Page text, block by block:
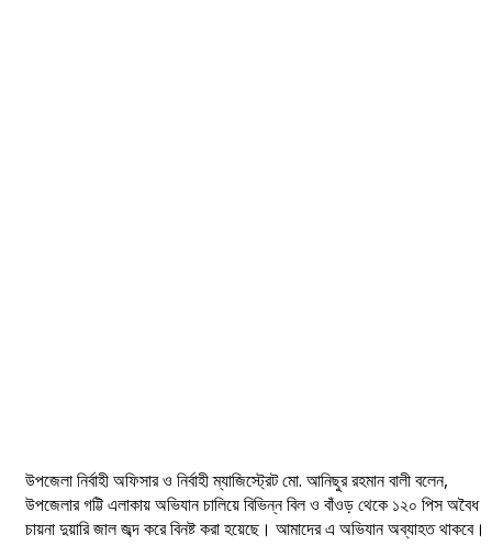
উপজেলা নির্বাহী অফিসার ও নির্বাহী ম্যাজিস্ট্রেট মো. আনিছুর রহমান বালী বলেন,
উপজেলার গট্টি এলাকায় অভিযান চালিয়ে বিভিন্ন বিল ও বাঁওড় থেকে ১২০ পিস অবৈধ
চায়না দুয়ারি জাল জব্দ করে বিনষ্ট করা হয়েছে। আমাদের এ অভিযান অব্যাহত থাকবে।